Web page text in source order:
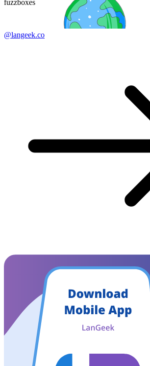
fuzzboxes
@langeek.co